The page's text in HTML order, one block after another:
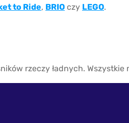
to Ride, BRIO czy LEGO.
rzeczy ładnych.